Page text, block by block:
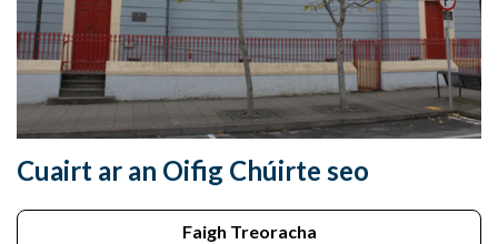
Cuairt ar an Oifig Chúirte seo
Faigh Treoracha